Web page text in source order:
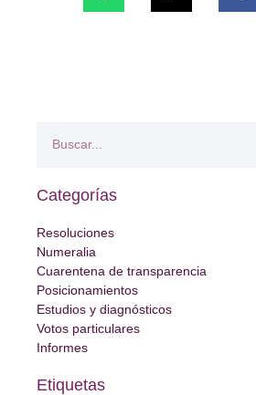
Categorías
Resoluciones
Numeralia
Cuarentena de transparencia
Posicionamientos
Estudios y diagnósticos
Votos particulares
Informes
Etiquetas